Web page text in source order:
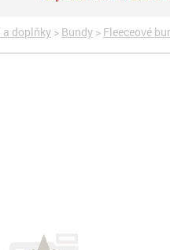
a doplňky > Bundy > Fleeceové